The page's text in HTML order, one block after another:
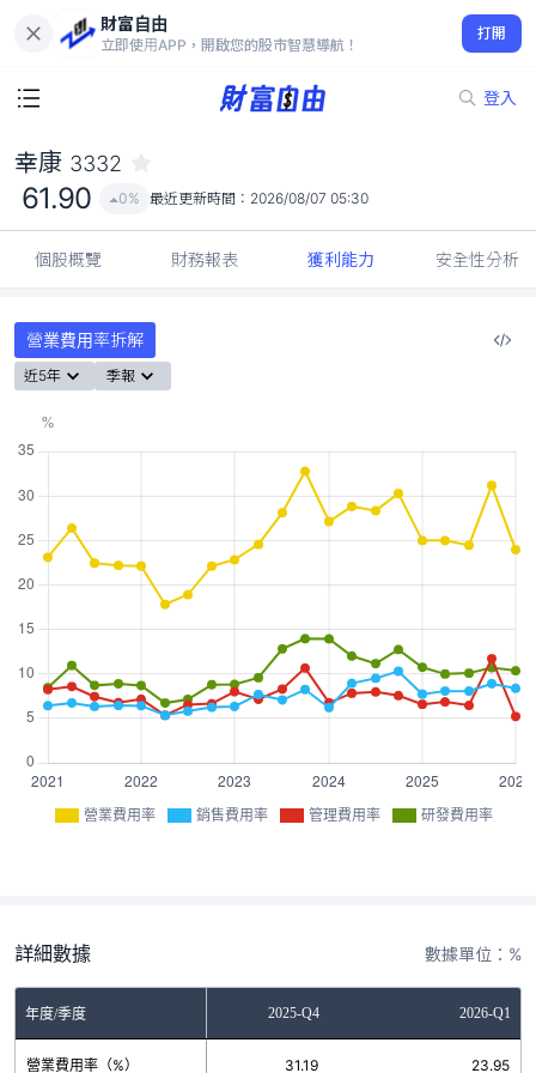
財富自由
立即使用APP，開啟您的股市智慧導航！
打開
登入
61.90
0%
幸康 3332
61.90 0% 最近更新時間： 2026/08/07 05:30
個股概覽 財務報表 獲利能力 安全性分析
營業費用率拆解
近5年 季報
營業費用率 銷售費用率 管理費用率 研發費用率
詳細數據 數據單位：%
年度/季度2025-Q3 2025-Q4 2026-Q1
營業費用率（%）
24.45 31.19 23.95